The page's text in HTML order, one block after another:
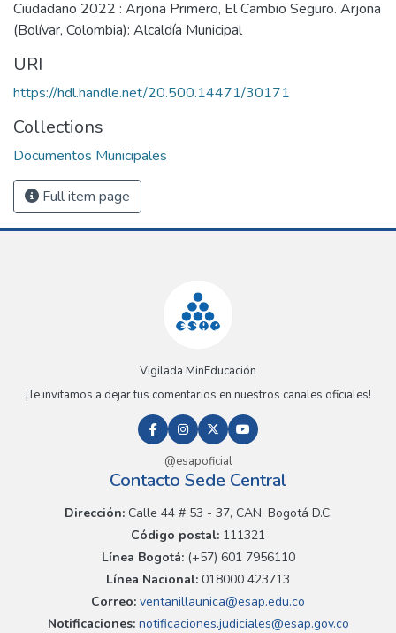
Ciudadano 2022 : Arjona Primero, El Cambio Seguro. Arjona
(Bolívar, Colombia): Alcaldía Municipal
URI
https://hdl.handle.net/20.500.14471/30171
Collections
Documentos Municipales
Full item page
Vigilada MinEducación
¡Te invitamos a dejar tus comentarios en nuestros canales oficiales!
@esapoficial
Contacto Sede Central
Dirección:Calle 44 # 53 - 37, CAN, Bogotá D.C.
Código postal: 111321
Línea Bogotá:(+57) 601 7956110
Línea Nacional: 018000 423713
Correo: ventanillaunica@esap.edu.co
Notificaciones:notificaciones.judiciales@esap.gov.co